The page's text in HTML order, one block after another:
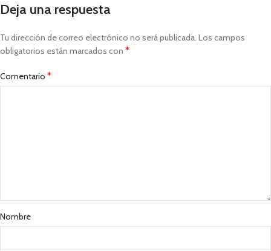
Deja una respuesta
Tu dirección de correo electrónico no será publicada. Los campos
obligatorios están marcados con *
Comentario *
Nombre